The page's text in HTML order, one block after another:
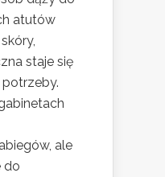
atutów
staje się
ale
do